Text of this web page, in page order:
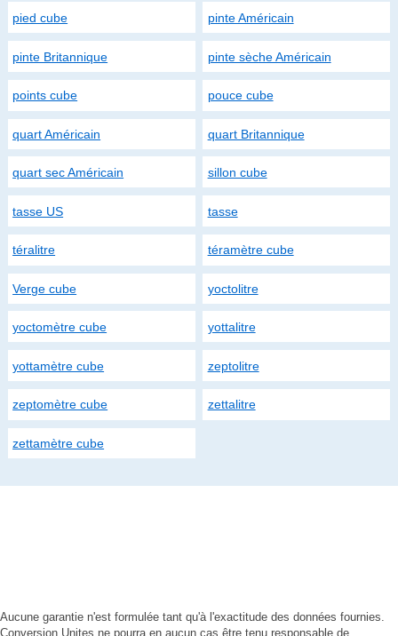
pied cube pinte Américain
pinte Britannique pinte sèche Américain
points cube pouce cube
quart Américain quart Britannique
quart sec Américain sillon cube
tasse US tasse
téralitre téramètre cube
Verge cube yoctolitre
yoctomètre cube yottalitre
yottamètre cube zeptolitre
zeptomètre cube zettalitre
zettamètre cube
Aucune garantie n'est formulée tant qu'à l'exactitude des données fournies.
Conversion Unites ne pourra en aucun cas être tenu responsable de